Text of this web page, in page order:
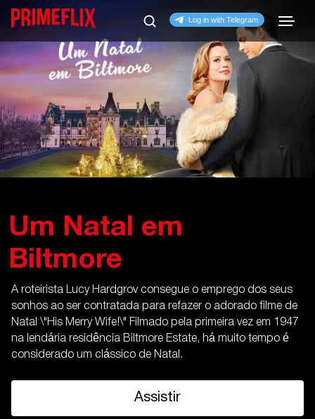
Um Natal em
Biltmore
A roteirista Lucy Hardgrov consegue o emprego dos seus
sonhos ao ser contratada para refazer o adorado filme de
Natal \"His Merry Wife!\" Filmado pela primeira vez em 1947
na lendária residência Biltmore Estate, há muito tempo é
considerado um clássico de Natal.
Assistir